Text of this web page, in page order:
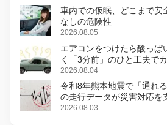
車内での仮眠、どこまで安
なしの危険性
2026.08.05
エアコンをつけたら酸っ
く「3分前」のひと工夫で
2026.08.04
令和8年熊本地震で「通れ
の走行データが災害対応を
2026.08.03